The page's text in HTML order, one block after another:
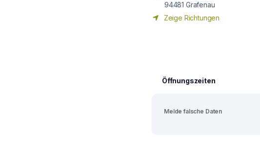
94481 Grafenau
Zeige Richtungen
Öffnungszeiten
Melde falsche Daten